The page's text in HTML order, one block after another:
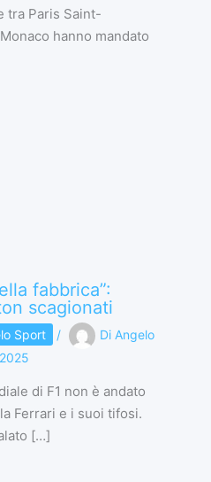
tra Paris Saint-
hanno mandato
fabbrica”:
scagionati
Sport / Di Angelo
di F1 non è andato
Ferrari e i suoi tifosi.
[…]